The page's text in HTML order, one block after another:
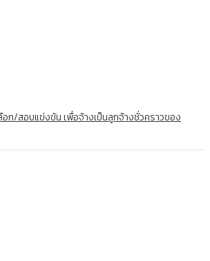
ก/สอบแข่งขัน เพื่อจ้างเป็นลูกจ้างชั่วคราวของ